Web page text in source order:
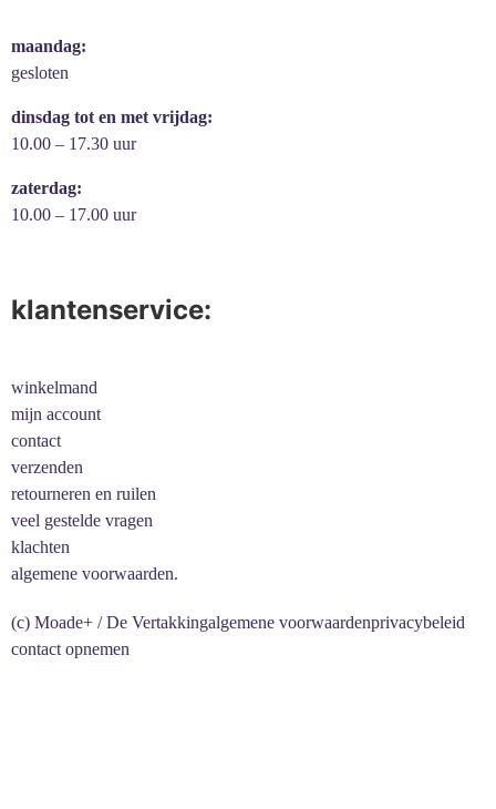
maandag:
gesloten
dinsdag tot en met vrijdag:
10.00 – 17.30 uur
zaterdag:
10.00 – 17.00 uur
klantenservice:
winkelmand
mijn account
contact
verzenden
retourneren en ruilen
veel gestelde vragen
klachten
algemene voorwaarden.
(c) Moade+ / De Vertakkingalgemene voorwaardenprivacybeleid
contact opnemen